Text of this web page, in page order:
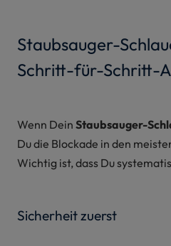
Staubsauger-
Schritt-für-Schritt-
Wenn Dein Staubsauger-
Du die Blockade in den
Wichtig ist, dass Du
Sicherheit zuerst